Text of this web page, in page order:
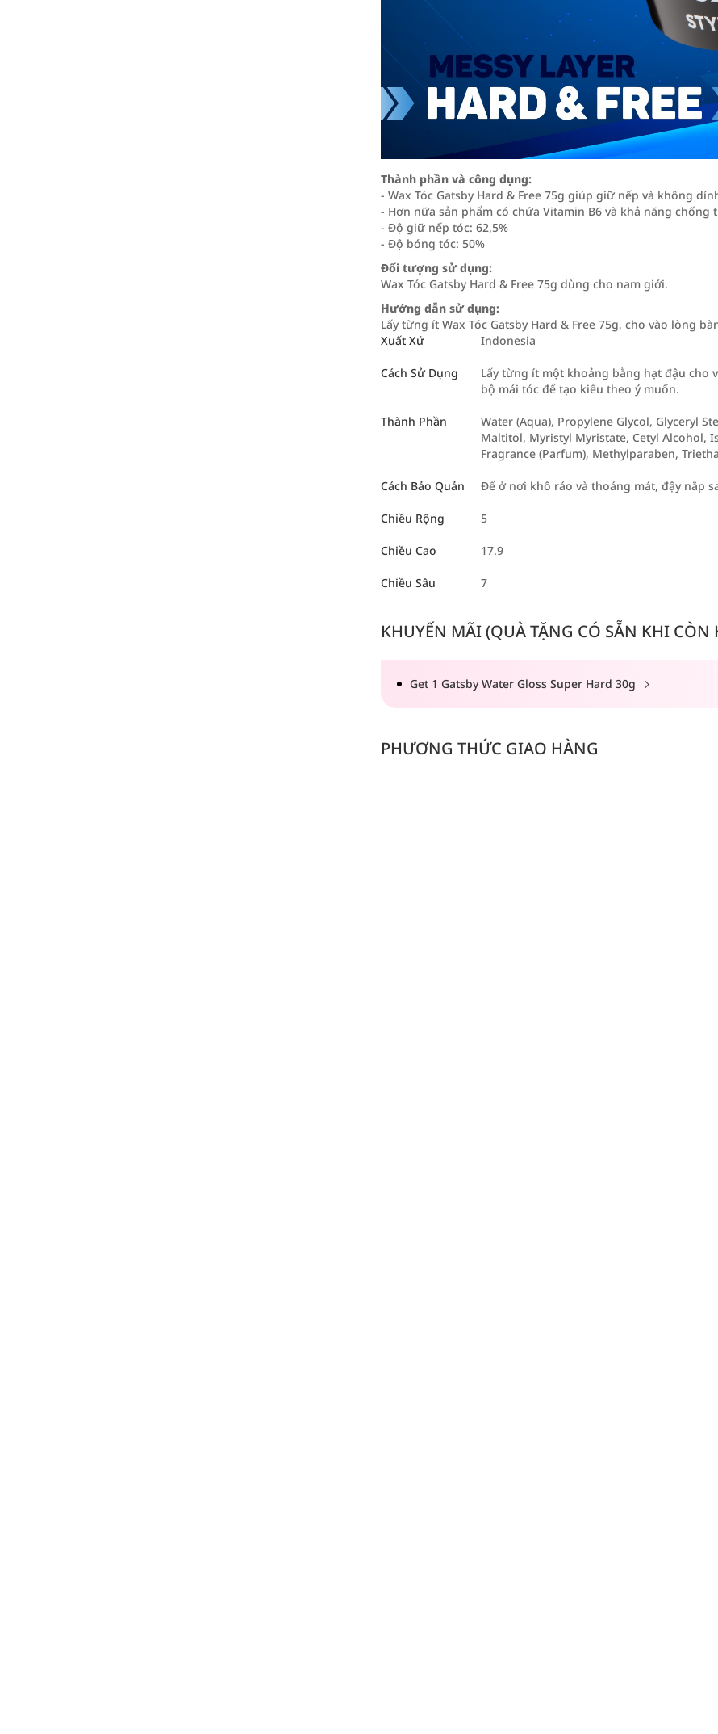
Thành phần và công dụng:
- Wax Tóc Gatsby Hard & Free 75g giúp giữ nếp và không
- Hơn nữa sản phẩm có chứa Vitamin B6 và khả năng
- Độ giữ nếp tóc: 62,5%
- Độ bóng tóc: 50%
Đối tượng sử dụng:
Wax Tóc Gatsby Hard & Free 75g dùng cho nam giới.
Hướng dẫn sử dụng:
Lấy từng ít Wax Tóc Gatsby Hard & Free 75g, cho vào lòng
Xuất Xứ
Indonesia
Cách Sử Dụng
Lấy từng ít một khoảng bằng hạt đậu cho
bộ mái tóc để tạo kiểu theo ý muốn.
Thành Phần
Water (Aqua), Propylene Glycol, Glyceryl
Maltitol, Myristyl Myristate, Cetyl Alcohol,
Fragrance (Parfum), Methylparaben,
Cách Bảo Quản Để ở nơi khô ráo và thoáng mát, đậy nắp
Chiều Rộng 5
Chiều Cao 17.9
Chiều Sâu 7
KHUYẾN MÃI (QUÀ TẶNG CÓ SẴN KHI CÒN
Get 1 Gatsby Water Gloss Super Hard 30g
PHƯƠNG THỨC GIAO HÀNG